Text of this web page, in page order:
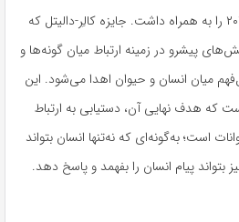
برای او جایزه کالِر-دالیتل سال ۲۰۲۶ را به همراه داشت. جایزه کالِر-دالیتل که
پیشرو در زمینه ارتباط میان گونه‌ها و
میان انسان و حیوان اهدا می‌شود. این
که هدف نهایی آن، دستیابی به ارتباط
است؛ به‌گونه‌ای که نه‌تنها انسان بتواند
بتواند پیام انسان را بفهمد و پاسخ دهد.